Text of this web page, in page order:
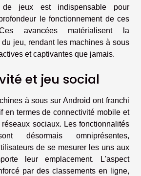
de jeux est indispensable pour
le fonctionnement de ces
avancées matérialisent la
jeu, rendant les machines à sous
et captivantes que jamais.
et jeu social
à sous sur Android ont franchi
en termes de connectivité mobile et
sociaux. Les fonctionnalités
désormais omniprésentes,
de se mesurer les uns aux
leur emplacement. L'aspect
par des classements en ligne,